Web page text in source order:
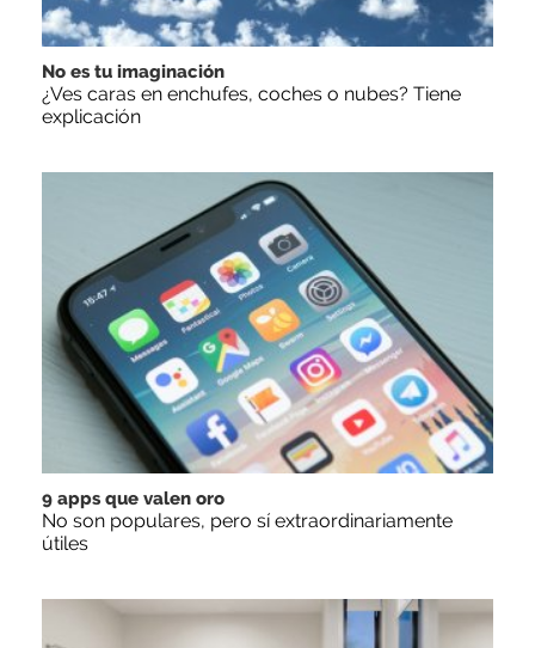
No es tu imaginación
¿Ves caras en enchufes, coches o nubes? Tiene
explicación
9 apps que valen oro
No son populares, pero sí extraordinariamente
útiles